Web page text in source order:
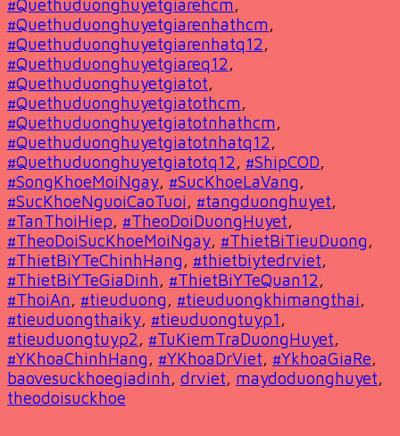
#Quethuduonghuyetgiarehcm,
#Quethuduonghuyetgiarenhathcm,
#Quethuduonghuyetgiarenhatq12,
#Quethuduonghuyetgiareq12,
#Quethuduonghuyetgiatot,
#Quethuduonghuyetgiatothcm,
#Quethuduonghuyetgiatotnhathcm,
#Quethuduonghuyetgiatotnhatq12,
#Quethuduonghuyetgiatotq12, #ShipCOD,
#SongKhoeMoiNgay, #SucKhoeLaVang,
#SucKhoeNguoiCaoTuoi, #tangduonghuyet,
#TanThoiHiep, #TheoDoiDuongHuyet,
#TheoDoiSucKhoeMoiNgay, #ThietBiTieuDuong,
#ThietBiYTeChinhHang, #thietbiytedrviet,
#ThietBiYTeGiaDinh, #ThietBiYTeQuan12,
#ThoiAn, #tieuduong, #tieuduongkhimangthai,
#tieuduongthaiky, #tieuduongtuyp1 ,
#tieuduongtuyp2, #TuKiemTraDuongHuyet,
#YKhoaChinhHang, #YKhoaDrViet, #YkhoaGiaRe,
baovesuckhoegiadinh, drviet, maydoduonghuyet,
theodoisuckhoe